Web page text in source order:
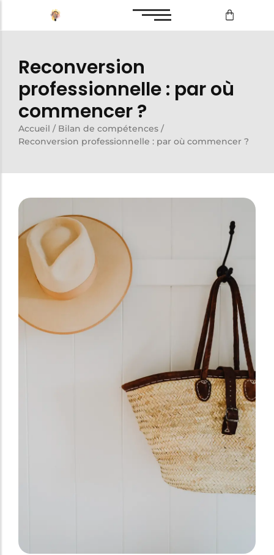
Bilan de compétences
Bilan de compétences
Reconversion professionnelle
Reconversion
professionnelle : par où
commencer ?
Accueil / Bilan de compétences /
Reconversion professionnelle : par où commencer ?